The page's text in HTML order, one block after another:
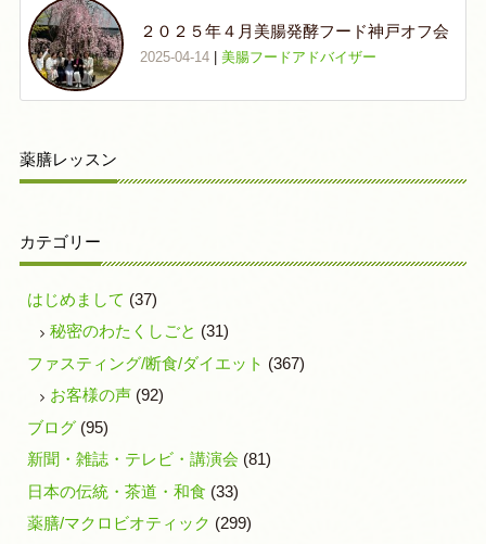
２０２５年４月美腸発酵フード神戸オフ会
2025-04-14| 美腸フードアドバイザー
薬膳レッスン
カテゴリー
はじめまして (37)
秘密のわたくしごと (31)
ファスティング/断食/ダイエット (367)
お客様の声 (92)
ブログ (95)
新聞・雑誌・テレビ・講演会 (81)
日本の伝統・茶道・和食 (33)
薬膳/マクロビオティック (299)